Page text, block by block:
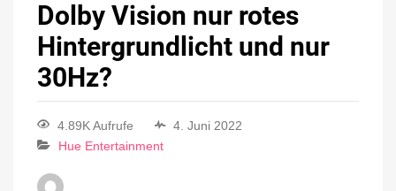
Dolby Vision nur rotes
Hintergrundlicht und nur
30Hz?
4.89K Aufrufe
4. Juni 2022
Hue Entertainment